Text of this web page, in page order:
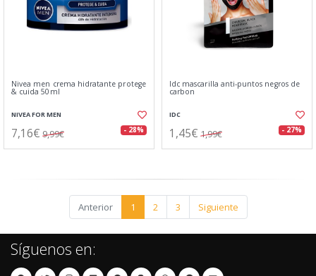
Nivea men crema hidratante protege
& cuida 50ml
NIVEA FOR MEN
7,16€ 9,99€ - 28%
Idc mascarilla anti-puntos negros de
carbon
IDC
1,45€ 1,99€ - 27%
Anterior 1 2 3 Siguiente
Síguenos en: